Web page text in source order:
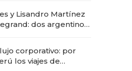
"fast premium"
y Lisandro Martínez
dos argentinos
corporativo: por
los viajes de